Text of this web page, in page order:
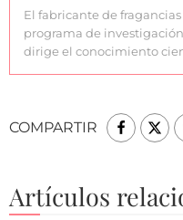
El fabricante de
programa de
dirige el conocimiento
COMPARTIR
Artículos